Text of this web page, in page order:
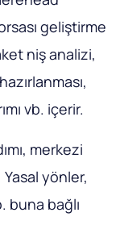
geliştirme
niş analizi,
vb. içerir.
merkezi
yönler,
buna bağlı